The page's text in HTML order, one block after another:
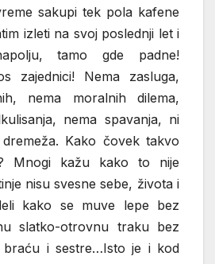
sakupi tek pola kafene
izleti na svoj poslednji let i
tamo gde padne!
zajednici! Nema zasluga,
nema moralnih dilema,
nema spavanja, ni
Kako čovek takvo
Mnogi kažu kako to nije
nisu svesne sebe, života i
kako se muve lepe bez
slatko-otrovnu traku bez
i sestre…Isto je i kod